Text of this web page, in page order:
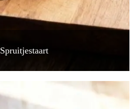
Spruitjestaart